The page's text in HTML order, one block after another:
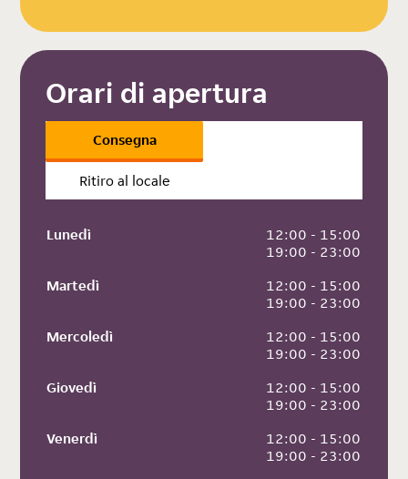
Orari di apertura
Consegna
Ritiro al locale
Lunedì
12:00 - 15:00
19:00 - 23:00
Martedì
12:00 - 15:00
19:00 - 23:00
Mercoledì
12:00 - 15:00
19:00 - 23:00
Giovedì
12:00 - 15:00
19:00 - 23:00
Venerdì
12:00 - 15:00
19:00 - 23:00